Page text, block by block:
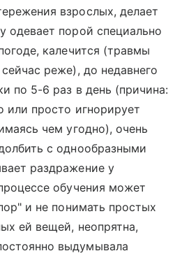
взрослых, делает
одевает порой специально
калечится (травмы
реже), до недавнего
по 5-6 раз в день (причина:
или просто игнорирует
чем угодно), очень
с однообразными
раздражение у
обучения может
и не понимать простых
ей вещей, неопрятна,
выдумывала